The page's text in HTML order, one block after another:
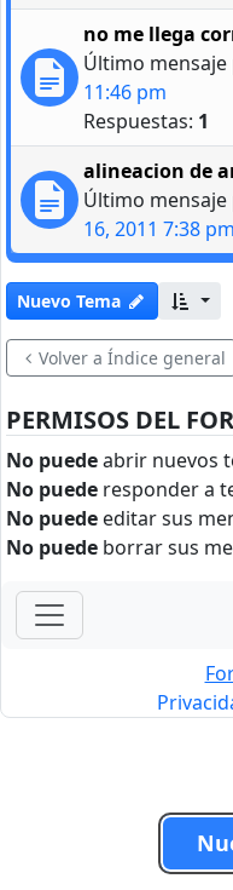
no me llega
Último
11:46 pm
Respuestas: 1
alineacion de
Último
16, 2011 7:38 pm
Nuevo Tema
Volver a Índice general
PERMISOS DEL
No puedeabrir nuevos
No puede responder a
No puede editar sus
No puede borrar sus